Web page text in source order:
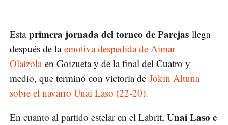
Estaprimera jornada del torneo de Parejas llega
después de laemotiva despedida de Aimar
Olaizolaen Goizueta y de la final del Cuatro y
medio, que terminó con victoria de Jokin Altuna
sobre el navarro Unai Laso (22-20).
En cuanto al partido estelar en el Labrit, Unai Laso e